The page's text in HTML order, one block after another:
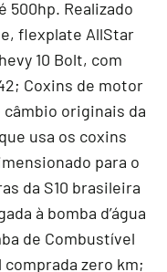
500hp. Realizado
flexplate AllStar
10 Bolt, com
Coxins de motor
originais da
usa os coxins
para o
da S10 brasileira
à bomba d’água
de Combustível
comprada zero km;